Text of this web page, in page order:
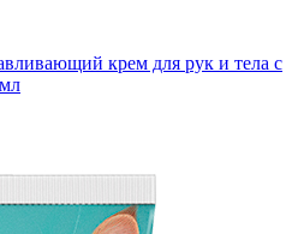
крем для рук и тела с